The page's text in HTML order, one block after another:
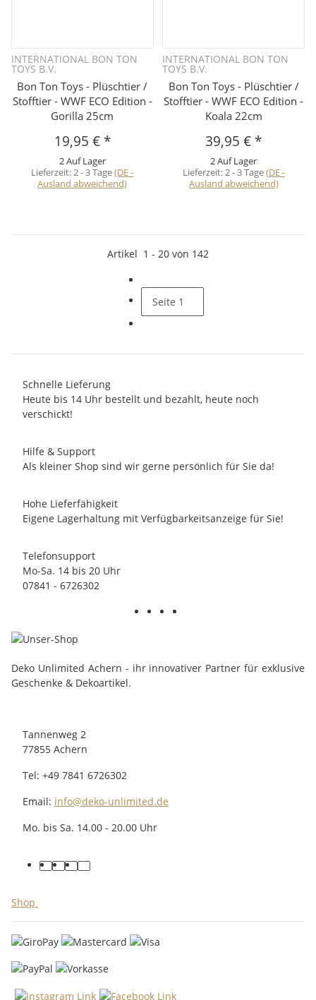
INTERNATIONAL BON TON
TOYS B.V.
Bon Ton Toys - Plüschtier /
Stofftier - WWF ECO Edition -
Gorilla 25cm
19,95 € *
2 Auf Lager
Lieferzeit:2 - 3 Tage(DE -
Ausland abweichend)
INTERNATIONAL BON TON
TOYS B.V.
Bon Ton Toys - Plüschtier /
Stofftier - WWF ECO Edition -
Koala 22cm
39,95 € *
2 Auf Lager
Lieferzeit:2 - 3 Tage(DE -
Ausland abweichend)
Artikel 1 - 20 von 142
Seite 1
Schnelle Lieferung
Heute bis 14 Uhr bestellt und bezahlt, heute noch
verschickt!
Hilfe & Support
Als kleiner Shop sind wir gerne persönlich für Sie da!
Hohe Lieferfähigkeit
Eigene Lagerhaltung mit Verfügbarkeitsanzeige für Sie!
Telefonsupport
Mo-Sa. 14 bis 20 Uhr
07841 - 6726302
Deko Unlimited Achern - ihr innovativer Partner für exklusive
Geschenke & Dekoartikel.
Tannenweg 2
77855 Achern
Tel: +49 7841 6726302
Email: info@deko-unlimited.de
Mo. bis Sa. 14.00 - 20.00 Uhr
facebook
youtube
pinterest
instagram
Shop